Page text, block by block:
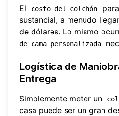
El costo del colchón
sustancial, a menudo
de dólares. Lo mismo
de cama personalizada
Logística de
Entrega
Simplemente meter un
casa puede ser un gran